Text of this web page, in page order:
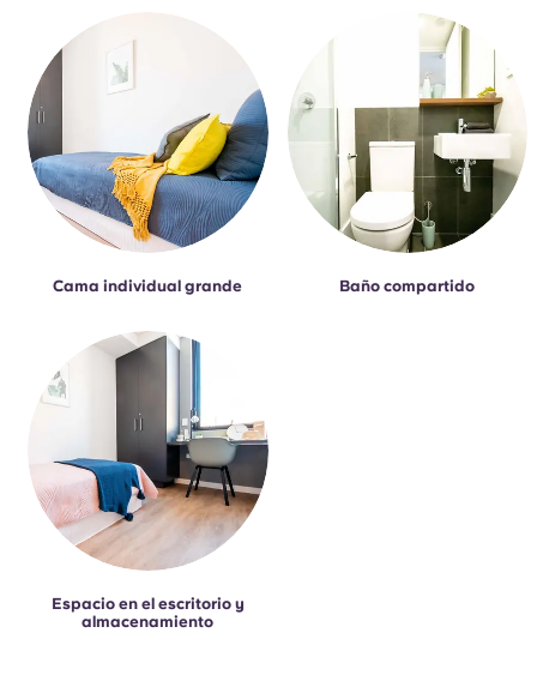
Cama individual grande Baño compartido
Espacio en el escritorio y
almacenamiento